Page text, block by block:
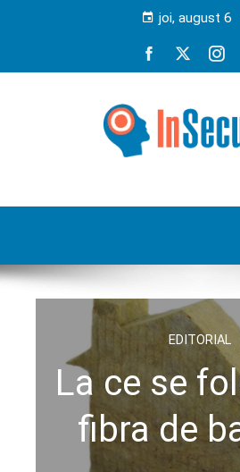
joi, august 6
EDITORIAL
La ce se
fibra de